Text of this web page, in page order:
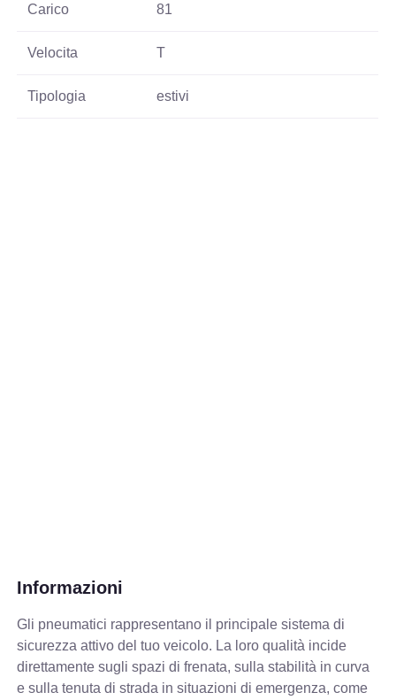
Carico 81
Velocita T
Tipologia estivi
Informazioni
Gli pneumatici rappresentano il principale sistema di
sicurezza attivo del tuo veicolo. La loro qualità incide
direttamente sugli spazi di frenata, sulla stabilità in curva
e sulla tenuta di strada in situazioni di emergenza, come